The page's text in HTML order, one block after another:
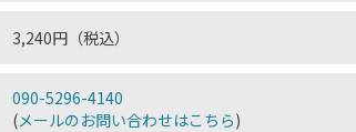
3,240円（税込）
090-5296-4140
(メールのお問い合わせはこちら)